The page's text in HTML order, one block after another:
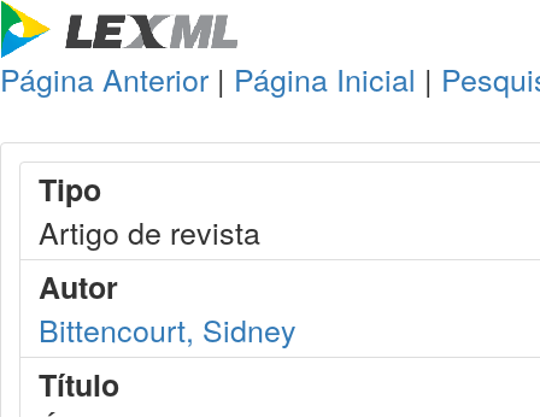
Página Anterior | Página Inicial |
Tipo
Artigo de revista
Autor
Bittencourt, Sidney
Título